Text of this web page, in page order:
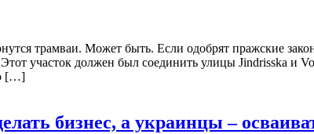
трамваи. Может быть. Если одобрят пражские
участок должен был соединить улицы Jindrisska
[…]
бизнес, а украинцы –